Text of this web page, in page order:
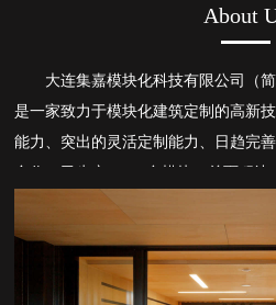
About
大连集嘉模块化科技有限公司（
是一家致力于模块化建筑定制的高新
能力、突出的灵活定制能力、日趋完
合作。已生产2000+台模块，总面积达
目前在大连、北京、东京、大阪
打造从规划、设计、研发到制造、施
保、节能、绿色”理念贯穿到产品全
筑整体解决方案。